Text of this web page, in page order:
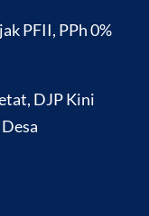
PFII, PPh 0%
DJP Kini